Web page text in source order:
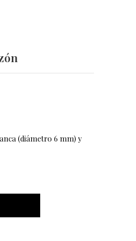
(diámetro 6 mm) y